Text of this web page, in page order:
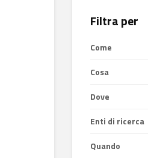
Filtra per
Come
Cosa
Dove
Enti di ricerca
Quando